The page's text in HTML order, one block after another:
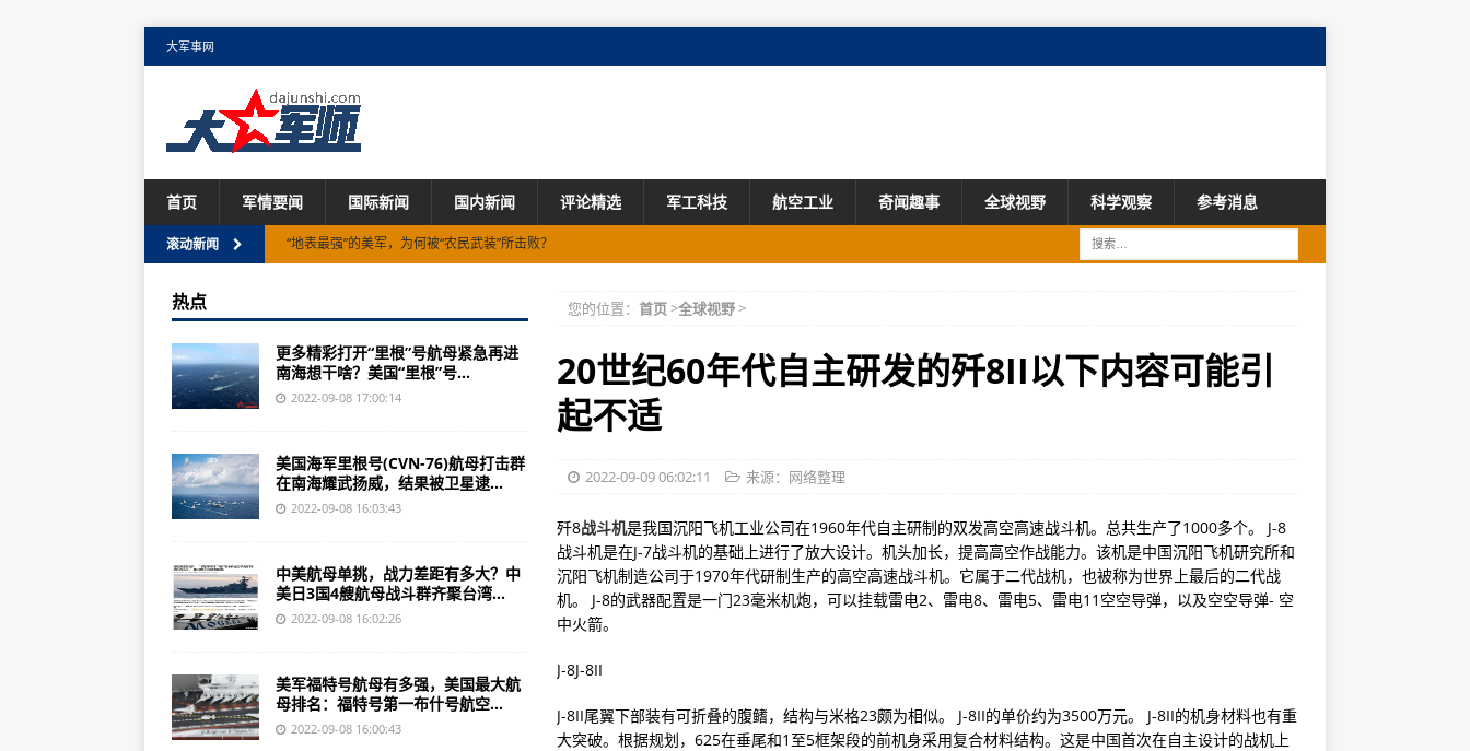
大军事网
首页 军情要闻 国际新闻 国内新闻 评论精选 军工科技 航空工业 奇闻趣事 全球视野 科学观察 参考消息
滚动新闻
“地表最强”的美军，为何被“农民武装”所击败？
伊朗空军购买苏-35S型战斗机情况大伊万
联合国报告：人类发展已经回落到2016年水平
能源危机带火热泵市场，欧洲正为过冬“疯狂”储备
美军维持1个月最基本的物资供应，要运输多少物资？
皇室战争版自3月3日周报：弩不砍炮，迟早要出事！
七七事变什么时候把日本人放进来的？根源在《条约》
我是“历史的集合号”为何会有和东京总部相反的判断？
美国小伙受训命丧“地狱周”2022年1月(组图)
台湾防务部门：特种部队会是我们武力解决台湾问题的“先手”
中国歼击机的摇篮，你知道几个？（图）
陆军步兵学院期待你的到来！学院简介(组图)
您的位置： 首页>全球视野>
20世纪60年代自主研发的歼8II以下内容可能引
起不适
2022-09-09 06:02:11 来源：网络整理
歼8战斗机是我国沉阳飞机工业公司在1960年代自主研制的双发高空高速战斗机。总共生产了1000多个。 J-8
战斗机是在J-7战斗机的基础上进行了放大设计。机头加长，提高高空作战能力。该机是中国沉阳飞机研究所和
沉阳飞机制造公司于1970年代研制生产的高空高速战斗机。它属于二代战机，也被称为世界上最后的二代战
机。 J-8的武器配置是一门23毫米机炮，可以挂载雷电2、雷电8、雷电5、雷电11空空导弹，以及空空导弹- 空
中火箭。
J-8J-8II
J-8II尾翼下部装有可折叠的腹鳍，结构与米格23颇为相似。 J-8II的单价约为3500万元。 J-8II的机身材料也有重
大突破。根据规划，625在垂尾和1至5框架段的前机身采用复合材料结构。这是中国首次在自主设计的战机上
热点
更多精彩打开“里根”号航母紧急再进
南海想干啥？美国“里根”号...
2022-09-08 17:00:14
美国海军里根号(CVN-76)航母打击群
在南海耀武扬威，结果被卫星逮...
2022-09-08 16:03:43
中美航母单挑，战力差距有多大？中
美日3国4艘航母战斗群齐聚台湾...
2022-09-08 16:02:26
美军福特号航母有多强，美国最大航
母排名：福特号第一布什号航空...
2022-09-08 16:00:43